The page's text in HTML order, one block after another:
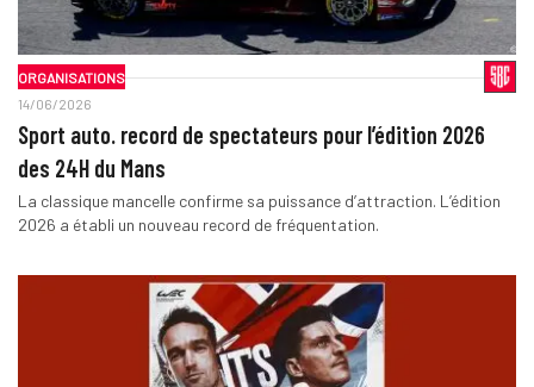
ORGANISATIONS
14/06/2026
Sport auto. record de spectateurs pour l’édition 2026
des 24H du Mans
La classique mancelle confirme sa puissance d’attraction. L’édition
2026 a établi un nouveau record de fréquentation.